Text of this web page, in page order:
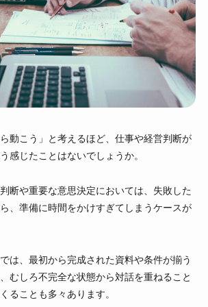
ら動こう」と考えるほど、仕事や経営判断が
じたことはないでしょうか。
断や重要な意思決定においては、失敗した
、準備に時間をかけすぎてしまうケースが
は、最初から完成された資料や条件が揃う
むしろ不完全な状態から対話を重ねること
ることも多々あります。